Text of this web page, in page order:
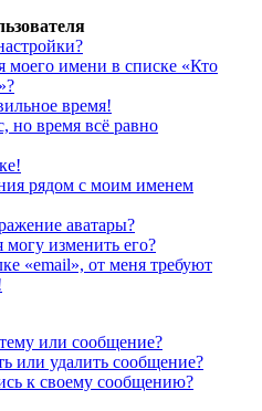
моего имени в списке «Кто
время!
но время всё равно
рядом с моим именем
аватары?
могу изменить его?
«email», от меня требуют
или сообщение?
или удалить сообщение?
к своему сообщению?